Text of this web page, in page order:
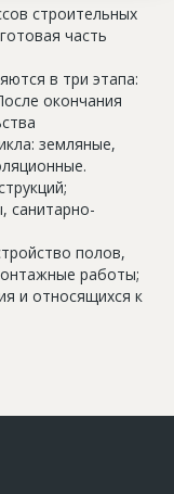
строительных
часть
в три этапа:
окончания
земляные,
санитарно-
полов,
работы;
и относящихся к